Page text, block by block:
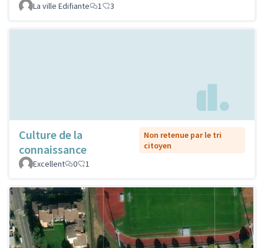
La ville Edifiante 1 3
Culture de la
connaissance
Non retenue par le tri
citoyen
Excellent
0 1